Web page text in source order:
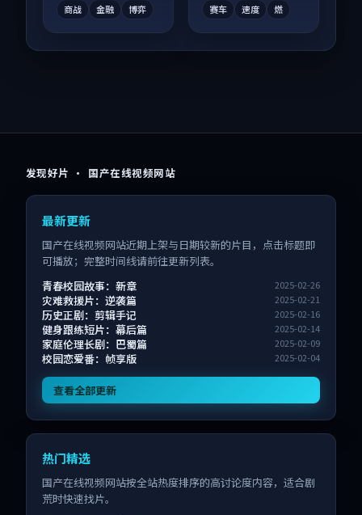
商战 金融 博弈 赛车 速度 燃
发现好片 · 国产在线视频网站
最新更新
国产在线视频网站近期上架与日期较新的片目，点击标题即
可播放；完整时间线请前往更新列表。
青春校园故事：新章
2025-02-26
灾难救援片：逆袭篇 2025-02-21
历史正剧：剪辑手记 2025-02-16
健身跟练短片：幕后篇 2025-02-14
家庭伦理长剧：巴蜀篇 2025-02-09
校园恋爱番：帧享版 2025-02-04
查看全部更新
热门精选
国产在线视频网站按全站热度排序的高讨论度内容，适合剧
荒时快速找片。